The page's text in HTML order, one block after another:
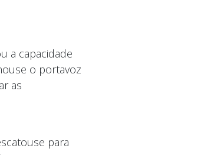
a capacidade
o portavoz
as
para